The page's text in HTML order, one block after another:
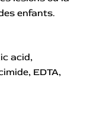
enfants.
acid,
EDTA,